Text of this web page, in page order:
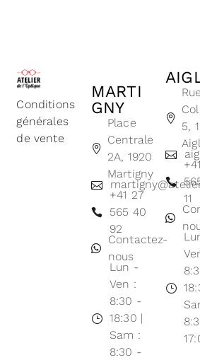
Conditions
générales
de vente
MARTI
GNY
Place
Centrale
2A, 1920
Martigny
+41 27
565 40
92
Contactez-
nous
Lun -
Ven :
8:30 -
18:30 |
Sam :
8:30 -
Rue
5,
11